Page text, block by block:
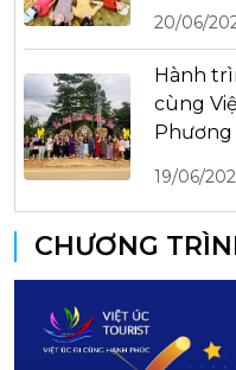
20/06/
Hành
cùng
Phương
19/06/
CHƯƠNG